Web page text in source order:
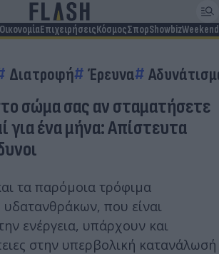
ΟικονομίαΕπιχειρήσειςΚόσμοςΣπορShowbizWeekend
Διατροφή Έρευνα
σώμα σας αν σταματήσετε
για ένα μήνα: Απίστευτα
τα παρόμοια τρόφιμα
που είναι
ενέργεια, υπάρχουν και
στην υπερβολική κατανάλωσή